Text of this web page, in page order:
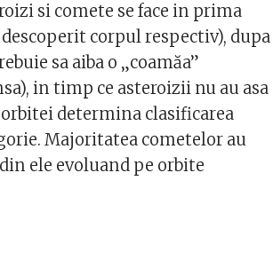
si comete se face in prima
corpul respectiv), dupa
sa aiba o „coamăa”
in timp ce asteroizii nu au asa
determina clasificarea
Majoritatea cometelor au
ele evoluand pe orbite